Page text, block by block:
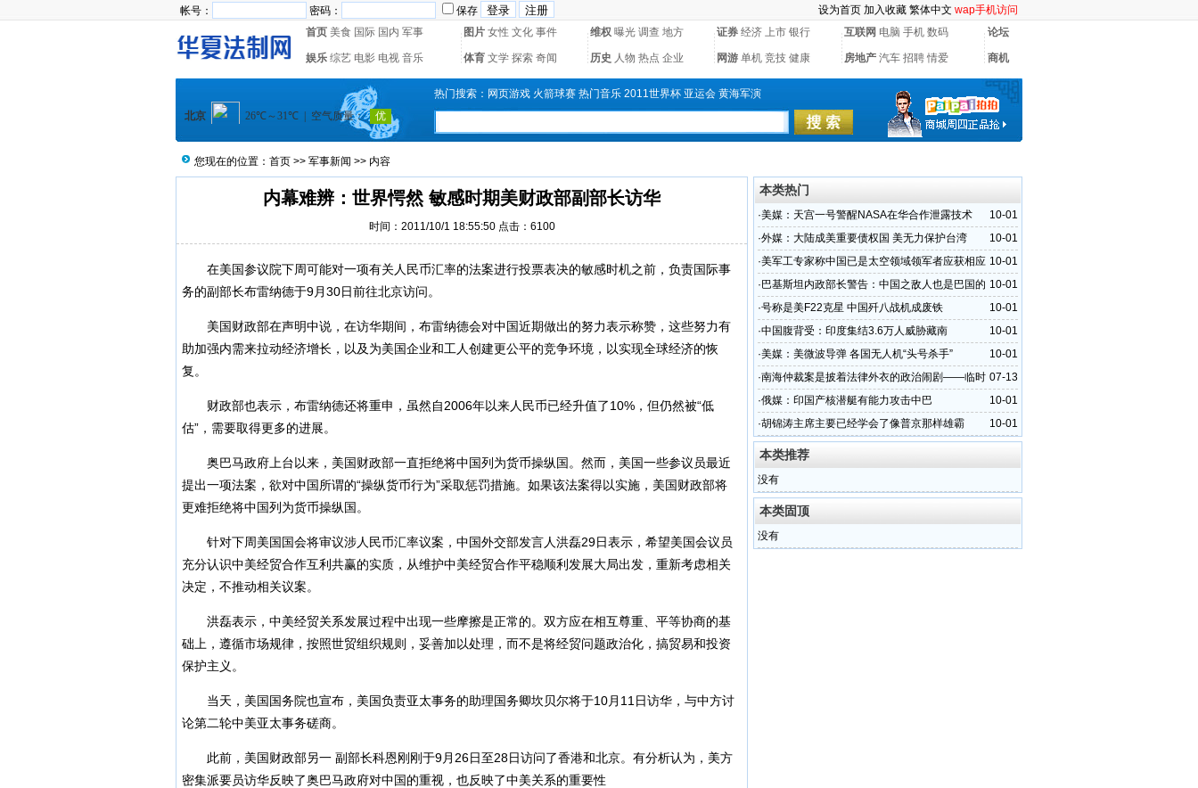
帐号： 密码： 保存 设为首页 加入收藏 繁体中文 wap手机访问
首页 美食 国际 国内 军事 图片 女性 文化 事件 维权 曝光 调查 地方 证券 经济 上市 银行 互联网 电脑 手机 数码 论坛
娱乐 综艺 电影 电视 音乐 体育 文学 探索 奇闻 历史 人物 热点 企业 网游 单机 竞技 健康 房地产 汽车 招聘 情爱 商机
热门搜索： 网页游戏 火箭球赛 热门音乐 2011世界杯 亚运会 黄海军演
您现在的位置： 首页 >> 军事新闻 >> 内容
内幕难辨：世界愕然 敏感时期美财政部副部长访华
时间：2011/10/1 18:55:50 点击： 6100
在美国参议院下周可能对一项有关人民币汇率的法案进行投票表决的敏感时机之前，负责国际事
务的副部长布雷纳德于9月30日前往北京访问。
美国财政部在声明中说，在访华期间，布雷纳德会对中国近期做出的努力表示称赞，这些努力有
助加强内需来拉动经济增长，以及为美国企业和工人创建更公平的竞争环境，以实现全球经济的恢
复。
财政部也表示，布雷纳德还将重申，虽然自2006年以来人民币已经升值了10%，但仍然被“低
估”，需要取得更多的进展。
奥巴马政府上台以来，美国财政部一直拒绝将中国列为货币操纵国。然而，美国一些参议员最近
提出一项法案，欲对中国所谓的“操纵货币行为”采取惩罚措施。如果该法案得以实施，美国财政部将
更难拒绝将中国列为货币操纵国。
针对下周美国国会将审议涉人民币汇率议案，中国外交部发言人洪磊29日表示，希望美国会议员
充分认识中美经贸合作互利共赢的实质，从维护中美经贸合作平稳顺利发展大局出发，重新考虑相关
决定，不推动相关议案。
洪磊表示，中美经贸关系发展过程中出现一些摩擦是正常的。双方应在相互尊重、平等协商的基
础上，遵循市场规律，按照世贸组织规则，妥善加以处理，而不是将经贸问题政治化，搞贸易和投资
保护主义。
当天，美国国务院也宣布，美国负责亚太事务的助理国务卿坎贝尔将于10月11日访华，与中方讨
论第二轮中美亚太事务磋商。
此前，美国财政部另一 副部长科恩刚刚于9月26日至28日访问了香港和北京。有分析认为，美方
密集派要员访华反映了奥巴马政府对中国的重视，也反映了中美关系的重要性
本类热门
10-01
·美媒：天宫一号警醒NASA在华合作泄露技术
10-01
·外媒：大陆成美重要债权国 美无力保护台湾
10-01
·美军工专家称中国已是太空领域领军者应获相应
待遇
10-01
· 巴基斯坦内政部长警告：中国之敌人也是巴国的
敌人
10-01
·号称是美F22克星 中国歼八战机成废铁
10-01
·中国腹背受：印度集结3.6万人威胁藏南
10-01
·美媒：美微波导弹 各国无人机“头号杀手”
07-13
·南海仲裁案是披着法律外衣的政治闹剧——临时
仲裁庭罔顾法律和事
10-01
·俄媒：印国产核潜艇有能力攻击中巴
10-01
·胡锦涛主席主要已经学会了像普京那样雄霸
本类推荐
没有
本类固顶
没有